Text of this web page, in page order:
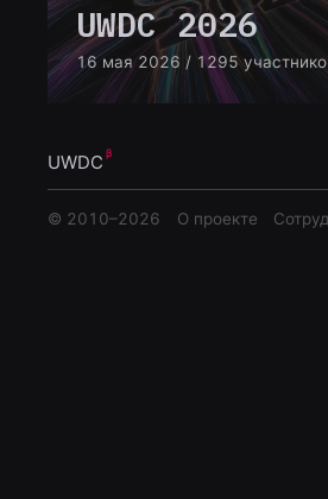
UWDC 2026
16 мая 2026 / 1295
UWDC
© 2010–2026 О проекте